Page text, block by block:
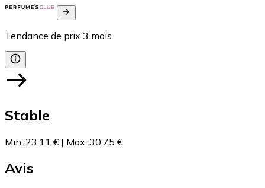
Tendance de prix 3 mois
Stable
Min: 23,11 € | Max: 30,75 €
Avis